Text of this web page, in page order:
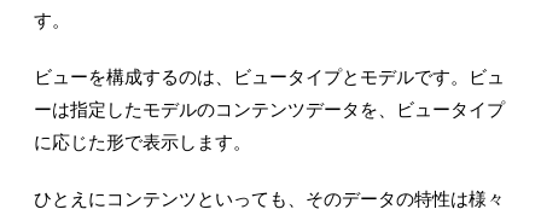
す。
ビューを構成するのは、ビュータイプとモデルです。ビュ
ーは指定したモデルのコンテンツデータを、ビュータイプ
に応じた形で表示します。
ひとえにコンテンツといっても、そのデータの特性は様々